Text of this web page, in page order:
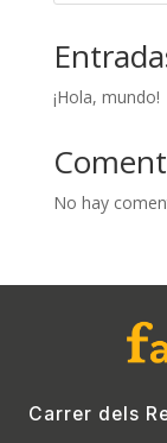
¡Hola, mundo!
No hay
Carrer dels